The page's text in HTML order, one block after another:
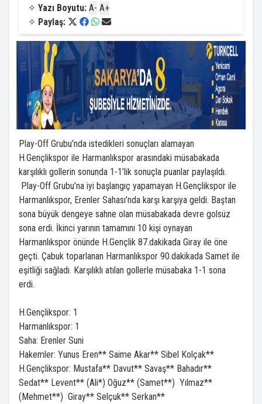
✧ Yazı Boyutu: A- A+
✧ Paylaş:
Play-Off Grubu’nda istedikleri sonuçları alamayan
H.Gençlikspor ile Harmanlıkspor arasındaki müsabakada
karşılıklı gollerin sonunda 1-1’lik sonuçla puanlar paylaşıldı.
Play-Off Grubu’na iyi başlangıç yapamayan H.Gençlikspor ile
Harmanlıkspor, Erenler Sahası’nda karşı karşıya geldi. Baştan
sona büyük dengeye sahne olan müsabakada devre golsüz
sona erdi. İkinci yarının tamamını 10 kişi oynayan
Harmanlıkspor önünde H.Gençlik 87.dakikada Giray ile öne
geçti. Çabuk toparlanan Harmanlıkspor 90.dakikada Samet ile
eşitliği sağladı. Karşılıklı atılan gollerle müsabaka 1-1 sona
erdi.
H.Gençlikspor: 1
Harmanlıkspor: 1
Saha: Erenler Suni
Hakemler: Yunus Eren** Saime Akar** Sibel Kolçak**
H.Gençlikspor: Mustafa** Davut** Savaş** Bahadır**
Sedat** Levent** (Ali*) Oğuz** (Samet**) Yılmaz**
(Mehmet**) Giray** Selçuk** Serkan**